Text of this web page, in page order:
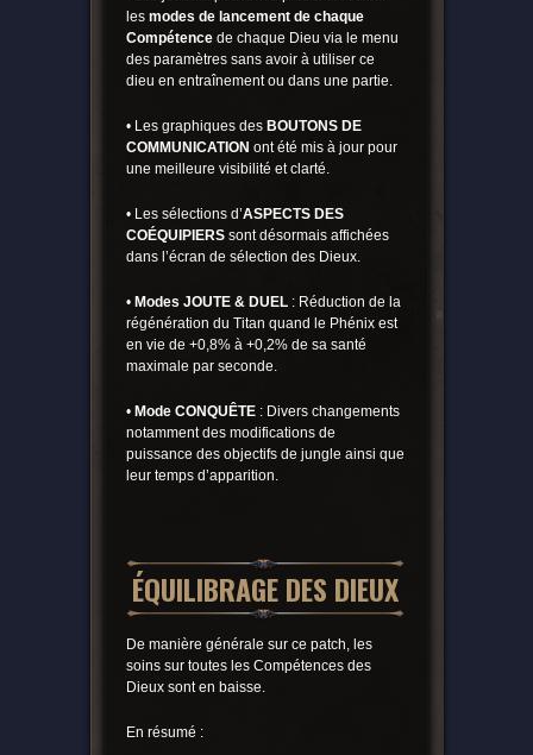
les modes de lancement de chaque
Compétence de chaque Dieu via le menu
des paramètres sans avoir à utiliser ce
dieu en entraînement ou dans une partie.
• Les graphiques des BOUTONS DE
COMMUNICATION ont été mis à jour pour
une meilleure visibilité et clarté.
• Les sélections d’ASPECTS DES
COÉQUIPIERSsont désormais affichées
dans l’écran de sélection des Dieux.
• Modes JOUTE & DUEL: Réduction de la
régénération du Titan quand le Phénix est
en vie de +0,8% à +0,2% de sa santé
maximale par seconde.
• Mode CONQUÊTE: Divers changements
notamment des modifications de
puissance des objectifs de jungle ainsi que
leur temps d’apparition.
ÉQUILIBRAGE DES DIEUX
De manière générale sur ce patch, les
soins sur toutes les Compétences des
Dieux sont en baisse.
En résumé :